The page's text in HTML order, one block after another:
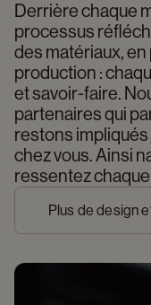
Derrière chaque
processus
des matériaux,
production :
et savoir-faire.
partenaires qui
restons impliqués
chez vous. Ainsi
ressentez chaque
Plus de design